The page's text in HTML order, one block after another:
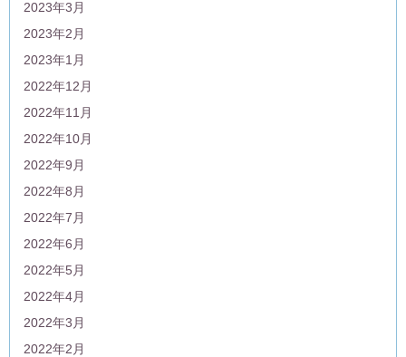
2023年3月
2023年2月
2023年1月
2022年12月
2022年11月
2022年10月
2022年9月
2022年8月
2022年7月
2022年6月
2022年5月
2022年4月
2022年3月
2022年2月